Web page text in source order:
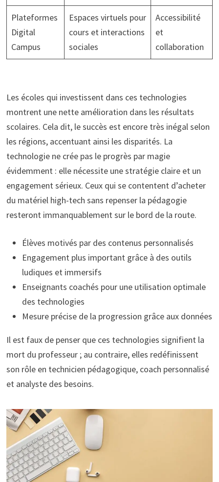
Plateformes
Digital
Campus
Espaces virtuels pour
cours et interactions
sociales
Accessibilité
et
collaboration
Les écoles qui investissent dans ces technologies
montrent une nette amélioration dans les résultats
scolaires. Cela dit, le succès est encore très inégal selon
les régions, accentuant ainsi les disparités. La
technologie ne crée pas le progrès par magie
évidemment : elle nécessite une stratégie claire et un
engagement sérieux. Ceux qui se contentent d’acheter
du matériel high-tech sans repenser la pédagogie
resteront immanquablement sur le bord de la route.
Élèves motivés par des contenus personnalisés
Engagement plus important grâce à des outils
ludiques et immersifs
Enseignants coachés pour une utilisation optimale
des technologies
Mesure précise de la progression grâce aux données
Il est faux de penser que ces technologies signifient la
mort du professeur ; au contraire, elles redéfinissent
son rôle en technicien pédagogique, coach personnalisé
et analyste des besoins.